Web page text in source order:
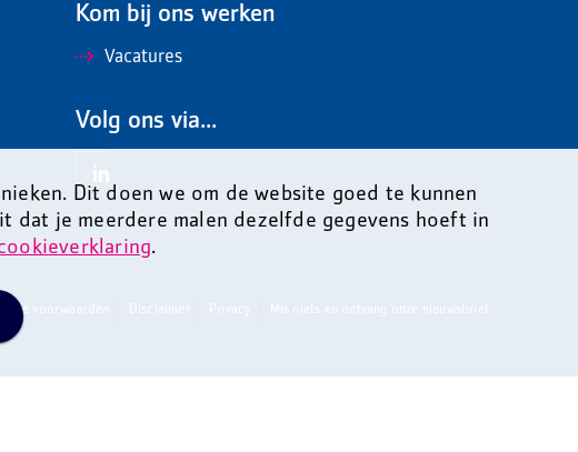
Dit doen we om de website goed te kunnen
dat je meerdere malen dezelfde gegevens hoeft in
.
Kom bij ons werken
Vacatures
Volg ons via...
voorwaarden Disclaimer Privacy Mis niets en ontvang onze nieuwsbrief